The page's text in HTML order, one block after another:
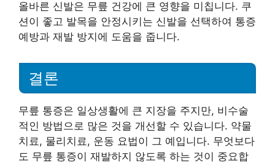
올바른 신발은 무릎 건강에 큰 영향을 미칩니다. 쿠
션이 좋고 발목을 안정시키는 신발을 선택하여 통증
예방과 재발 방지에 도움을 줍니다.
결론
무릎 통증은 일상생활에 큰 지장을 주지만, 비수술
적인 방법으로 많은 것을 개선할 수 있습니다. 약물
치료, 물리치료, 운동 요법이 그 예입니다. 무엇보다
도 무릎 통증이 재발하지 않도록 하는 것이 중요합